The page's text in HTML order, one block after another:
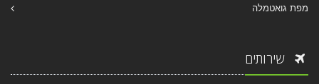
מפת גואטמלה
שירותים